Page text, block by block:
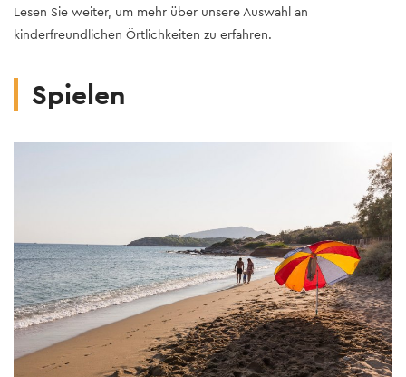
Lesen Sie weiter, um mehr über unsere Auswahl an
kinderfreundlichen Örtlichkeiten zu erfahren.
Spielen